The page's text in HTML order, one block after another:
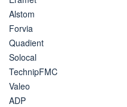
Alstom
Forvia
Quadient
Solocal
TechnipFMC
Valeo
ADP